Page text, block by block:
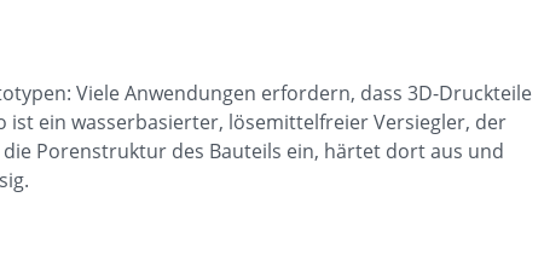
Viele Anwendungen erfordern, dass 3D-Druckteile
ist ein wasserbasierter, lösemittelfreier Versiegler, der
Porenstruktur des Bauteils ein, härtet dort aus und